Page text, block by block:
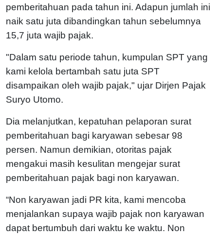
pemberitahuan pada tahun ini. Adapun jumlah ini
naik satu juta dibandingkan tahun sebelumnya
15,7 juta wajib pajak.
"Dalam satu periode tahun, kumpulan SPT yang
kami kelola bertambah satu juta SPT
disampaikan oleh wajib pajak," ujar Dirjen Pajak
Suryo Utomo.
Dia melanjutkan, kepatuhan pelaporan surat
pemberitahuan bagi karyawan sebesar 98
persen. Namun demikian, otoritas pajak
mengakui masih kesulitan mengejar surat
pemberitahuan pajak bagi non karyawan.
“Non karyawan jadi PR kita, kami mencoba
menjalankan supaya wajib pajak non karyawan
dapat bertumbuh dari waktu ke waktu. Non